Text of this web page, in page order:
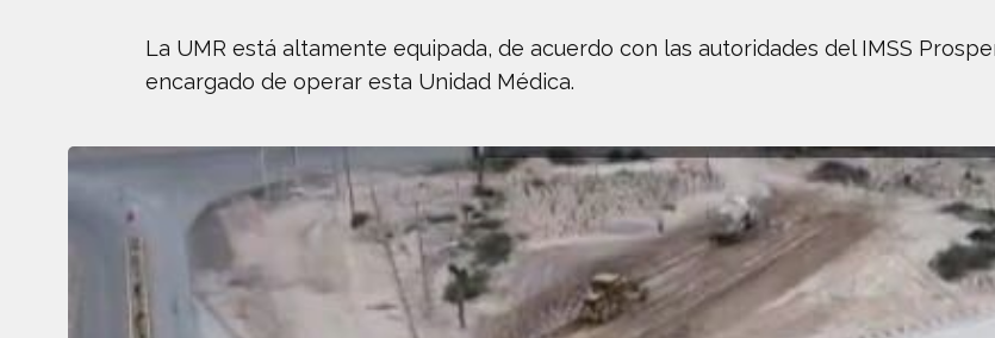
La UMR está altamente equipada, de acuerdo con las autoridades del IMSS
encargado de operar esta Unidad Médica.